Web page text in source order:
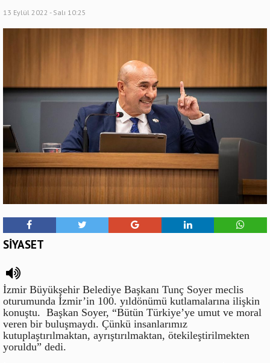
13 Eylül 2022 - Salı 10:25
SİYASET
İzmir Büyükşehir Belediye Başkanı Tunç Soyer meclis
oturumunda İzmir’in 100. yıldönümü kutlamalarına ilişkin
konuştu. Başkan Soyer, “Bütün Türkiye’ye umut ve moral
veren bir buluşmaydı. Çünkü insanlarımız
kutuplaştırılmaktan, ayrıştırılmaktan, ötekileştirilmekten
yoruldu” dedi.